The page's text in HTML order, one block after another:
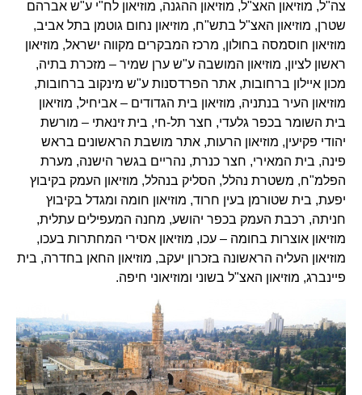
צה"ל, מוזיאון האצ"ל, מוזיאון ההגנה, מוזיאון לח"י ע"ש אברהם
שטרן, מוזיאון האצ"ל בתש"ח, מוזיאון נחום גוטמן בתל אביב,
מוזיאון חוסמסה בחולון, מרכז המבקרים מקווה ישראל, מוזיאון
ראשון לציון, מוזיאון המושבה ע"ש ערן שמיר – מזכרת בתיה,
מכון איילון ברחובות, אתר הפרדסנות ע"ש מינקוב ברחובות,
מוזיאון העיר בנתניה, מוזיאון בית הגדודים – אביחיל, מוזיאון
בית השומר בכפר גלעדי, חצר תל-חי, בית זינאתי – מורשת
יהודי פקיעין, מוזיאון הרעות, אתר מושבת הראשונים בראש
פינה, בית המאירי, חצר כנרת, נהריים בגשר הישנה, מערת
הפלמ"ח, משטרת נהלל, הסליק בנהלל, מוזיאון העמק בקיבוץ
יפעת, בית שטורמן בעין חרוד, מוזיאון חומה ומגדל בקיבוץ
חניתה, רכבת העמק בכפר יהושע, מחנה המעפילים עתלית,
מוזיאון אוצרות בחומה – עכו, מוזיאון אסירי המחתרות בעכו,
מוזיאון העליה הראשונה בזכרון יעקב, מוזיאון החאן בחדרה, בית
פיינברג, מוזיאון האצ"ל בשוני ומוזיאוני חיפה.